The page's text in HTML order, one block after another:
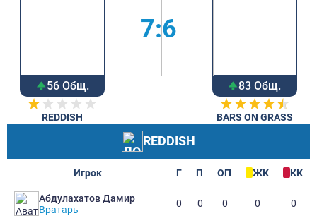
56 Общ.
REDDISH
7:6
83 Общ.
BARS ON GRASS
REDDISH
Игрок Г П ОП ЖК КК
Абдулахатов Дамир
Вратарь
0 0 0 0 0